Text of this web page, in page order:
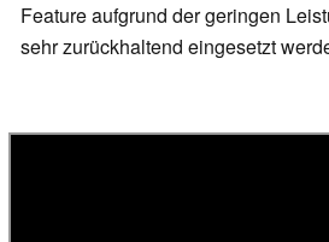
Feature aufgrund der geringen
sehr zurückhaltend eingesetzt